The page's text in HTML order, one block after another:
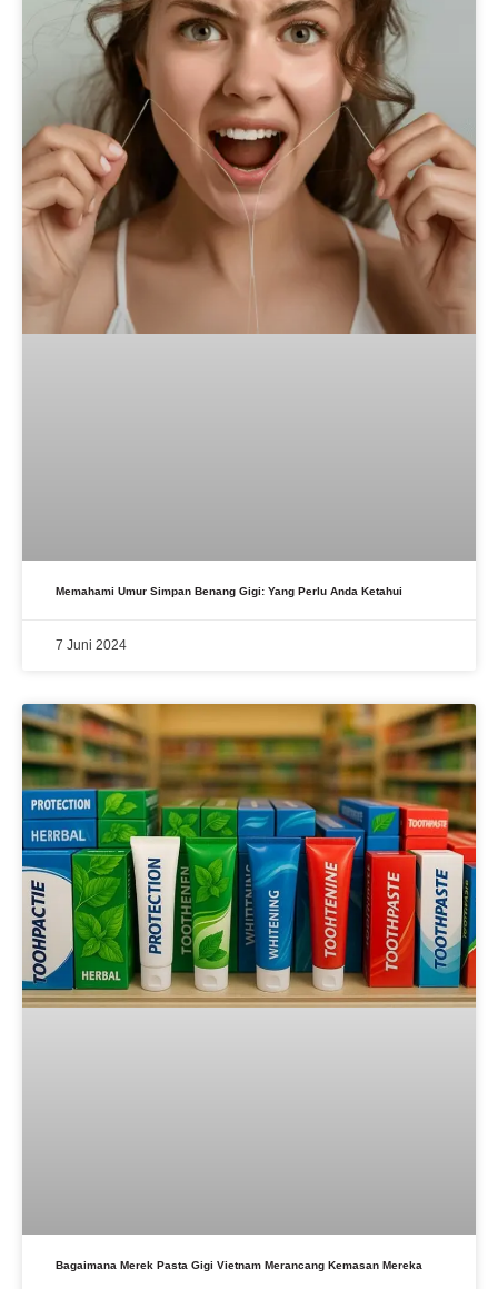
Memahami Umur Simpan Benang Gigi: Yang Perlu Anda Ketahui
7 Juni 2024
Bagaimana Merek Pasta Gigi Vietnam Merancang Kemasan Mereka